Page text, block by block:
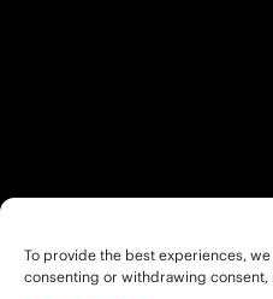
To provide the best experiences,
consenting or withdrawing consent,